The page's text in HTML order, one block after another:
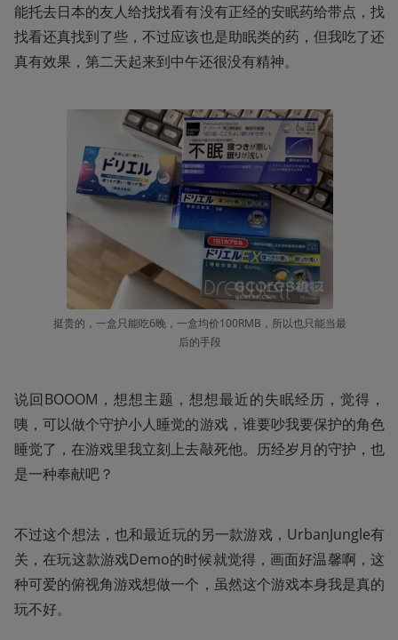
能托去日本的友人给找找看有没有正经的安眠药给带点，找
找看还真找到了些，不过应该也是助眠类的药，但我吃了还
真有效果，第二天起来到中午还很没有精神。
挺贵的，一盒只能吃6晚，一盒均价100RMB，所以也只能当最
后的手段
说回BOOOM，想想主题，想想最近的失眠经历，觉得，
咦，可以做个守护小人睡觉的游戏，谁要吵我要保护的角色
睡觉了，在游戏里我立刻上去敲死他。历经岁月的守护，也
是一种奉献吧？
不过这个想法，也和最近玩的另一款游戏，UrbanJungle有
关，在玩这款游戏Demo的时候就觉得，画面好温馨啊，这
种可爱的俯视角游戏想做一个，虽然这个游戏本身我是真的
玩不好。